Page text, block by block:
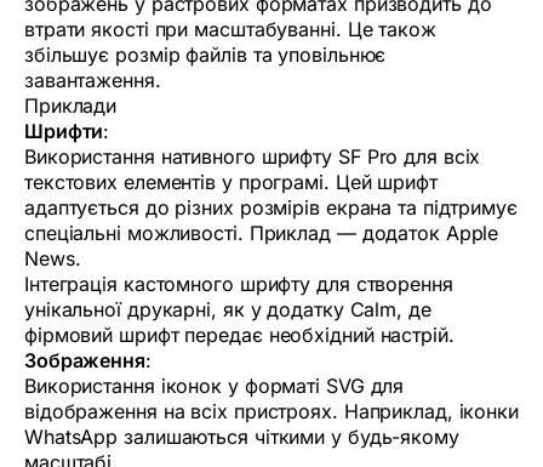
втрати якості при масштабуванні. Це також
збільшує розмір файлів та уповільнює
завантаження.
Приклади
Шрифти:
Використання нативного шрифту SF Pro для всіх
текстових елементів у програмі. Цей шрифт
адаптується до різних розмірів екрана та підтримує
спеціальні можливості. Приклад — додаток Apple
News.
Інтеграція кастомного шрифту для створення
унікальної друкарні, як у додатку Calm, де
фірмовий шрифт передає необхідний настрій.
Зображення:
Використання іконок у форматі SVG для
відображення на всіх пристроях. Наприклад, іконки
WhatsApp залишаються чіткими у будь-якому